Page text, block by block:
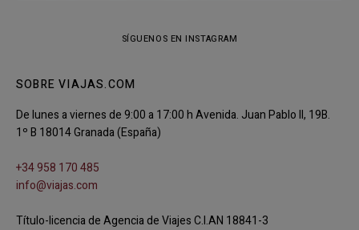
SÍGUENOS EN INSTAGRAM
SOBRE VIAJAS.COM
De lunes a viernes de 9:00 a 17:00 h Avenida. Juan Pablo II, 19B.
1º B 18014 Granada (España)
+34 958 170 485
info@viajas.com
Título-licencia de Agencia de Viajes C.I.AN 18841-3